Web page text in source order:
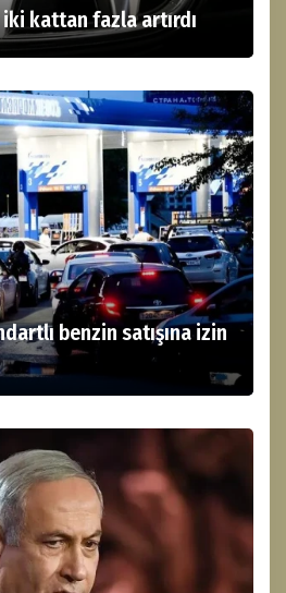
iki kattan fazla artırdı
benzin satışına izin